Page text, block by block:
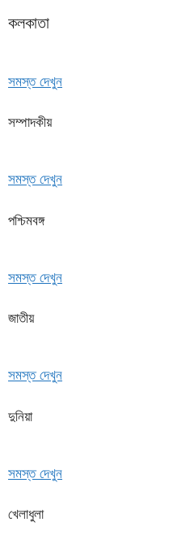
কলকাতা
সমস্ত দেখুন
সম্পাদকীয়
সমস্ত দেখুন
পশ্চিমবঙ্গ
সমস্ত দেখুন
জাতীয়
সমস্ত দেখুন
দুনিয়া
সমস্ত দেখুন
খেলাধুলা